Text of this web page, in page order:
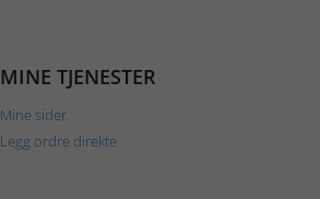
MINE TJENESTER
Mine sider
Legg ordre direkte